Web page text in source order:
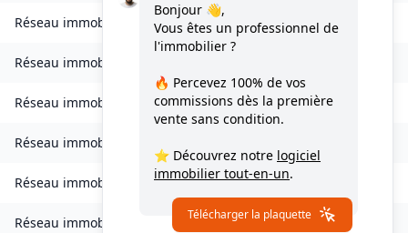
Réseau immobilier Avot(21580)
Réseau immobilier
Réseau immobilier Barbirey-sur-Ouche( 21410)
Réseau immobilier
Réseau immobilier Beire-le-Châtel(21310)
Réseau immobilier Beire-le-Fort(21110 )
Bonjour 👋,
Vous êtes un professionnel de
l'immobilier ?
🔥 Percevez 100% de vos
commissions dès la première
vente sans condition.
⭐ Découvrez notre logiciel
immobilier tout-en-un.
Télécharger la plaquette